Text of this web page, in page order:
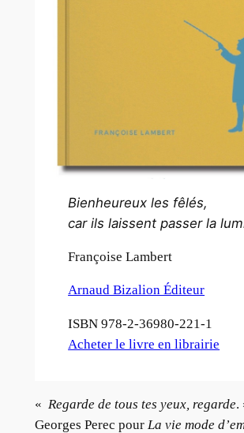
Bienheureux les fêlés,
car ils laissent passer la
Françoise Lambert
Arnaud Bizalion Éditeur
ISBN 978-2-36980-221-1
Acheter le livre en librairie
« Regarde de tous tes yeux, regarde.
Georges Perec pour La vie mode